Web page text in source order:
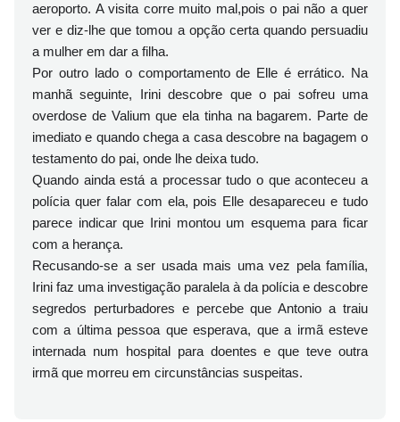
aeroporto. A visita corre muito mal,pois o pai não a quer
ver e diz-lhe que tomou a opção certa quando persuadiu
a mulher em dar a filha.
Por outro lado o comportamento de Elle é errático. Na
manhã seguinte, Irini descobre que o pai sofreu uma
overdose de Valium que ela tinha na bagarem. Parte de
imediato e quando chega a casa descobre na bagagem o
testamento do pai, onde lhe deixa tudo.
Quando ainda está a processar tudo o que aconteceu a
polícia quer falar com ela, pois Elle desapareceu e tudo
parece indicar que Irini montou um esquema para ficar
com a herança.
Recusando-se a ser usada mais uma vez pela família,
Irini faz uma investigação paralela à da polícia e descobre
segredos perturbadores e percebe que Antonio a traiu
com a última pessoa que esperava, que a irmã esteve
internada num hospital para doentes e que teve outra
irmã que morreu em circunstâncias suspeitas.